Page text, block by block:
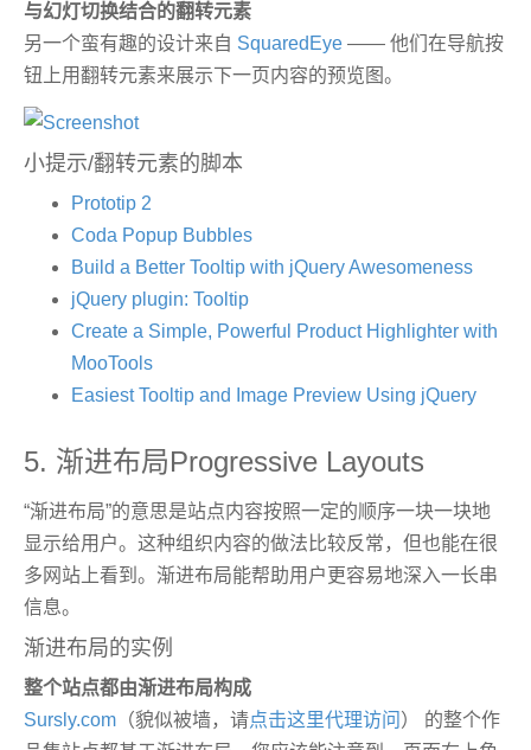
与幻灯切换结合的翻转元素
另一个蛮有趣的设计来自 SquaredEye —— 他们在导航按
钮上用翻转元素来展示下一页内容的预览图。
小提示/翻转元素的脚本
Prototip 2
Coda Popup Bubbles
Build a Better Tooltip with jQuery Awesomeness
jQuery plugin: Tooltip
Create a Simple, Powerful Product Highlighter with
MooTools
Easiest Tooltip and Image Preview Using jQuery
5. 渐进布局Progressive Layouts
“渐进布局”的意思是站点内容按照一定的顺序一块一块地
显示给用户。这种组织内容的做法比较反常，但也能在很
多网站上看到。渐进布局能帮助用户更容易地深入一长串
信息。
渐进布局的实例
整个站点都由渐进布局构成
Sursly.com （貌似被墙，请点击这里代理访问 ） 的整个作